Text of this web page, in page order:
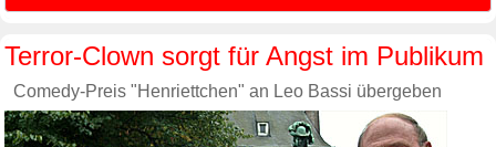
Terror-Clown sorgt für Angst im Publikum
Comedy-Preis "Henriettchen" an Leo Bassi übergeben